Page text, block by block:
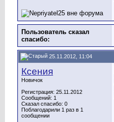
Пользователь сказал
cпасибо:
25.11.2012, 11:04
Ксения
Новичок
Регистрация: 25.11.2012
Сообщений: 1
Сказал спасибо: 0
Поблагодарили 1 раз в 1
сообщении